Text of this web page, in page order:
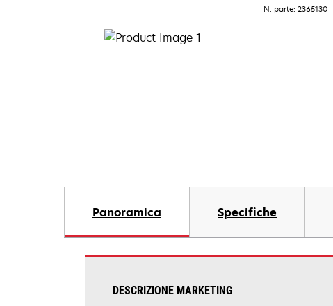
N. parte: 2365130
Panoramica Specifiche
DESCRIZIONE MARKETING